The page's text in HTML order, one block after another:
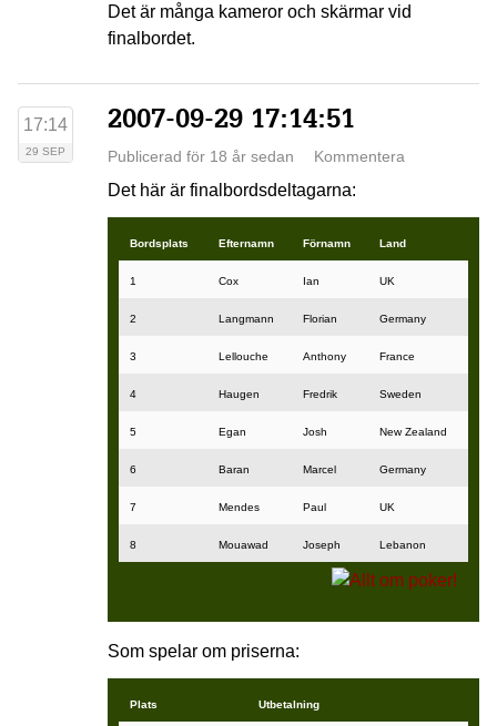
Det är många kameror och skärmar vid
finalbordet.
17:14
29 SEP
2007-09-29 17:14:51
Publicerad för 18 år sedan Kommentera
Det här är finalbordsdeltagarna:
Bordsplats Efternamn Förnamn Land
1 Cox Ian UK
2 Langmann Florian Germany
3 Lellouche Anthony France
4 Haugen Fredrik Sweden
5 Egan Josh New Zealand
6 Baran Marcel Germany
7 Mendes Paul UK
8 Mouawad Joseph Lebanon
Som spelar om priserna:
Plats Utbetalning